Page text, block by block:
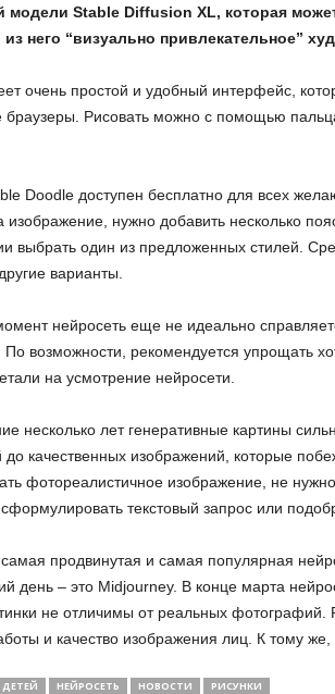
модели Stable Diffusion XL, которая
из него “визуально привлекательное”
очень простой и удобный интерфейс,
браузеры. Рисовать можно с помощью
Doodle доступен бесплатно для всех
изображение, нужно добавить несколько
выбрать один из предложенных стилей.
варианты.
нейросеть еще не идеально
По возможности, рекомендуется упрощать
на усмотрение нейросети.
несколько лет генеративные картины
до качественных изображений, которые
фотореалистичное изображение, не
текстовый запрос или
продвинутая и самая популярная
день – это Midjourney. В конце марта
не отличимы от реальных фотографий.
и качество изображения лиц. К тому
НЕЙРОСЕТЬ НОВОСТИ РИСУНКИ